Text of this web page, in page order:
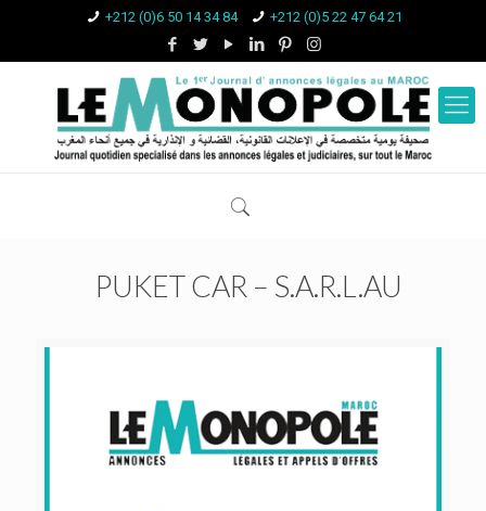
+212 (0)6 50 14 34 84 +212 (0)5 22 47 64 21
PUKET CAR – S.A.R.L.AU